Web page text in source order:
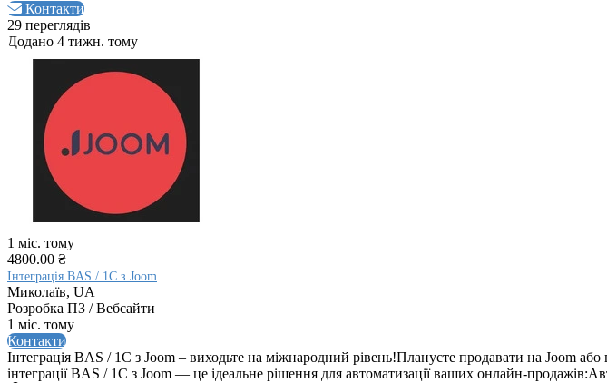
Контакти
29 переглядів
Додано 4 тижн. тому
1 міс. тому
4800.00 ₴
Інтеграція BAS / 1C з Joom
Миколаїв, UA
Розробка ПЗ / Вебсайти
1 міс. тому
Контакти
Інтеграція BAS / 1C з Joom – виходьте на міжнародний рівень!Плануєте продавати на Joom
інтеграції BAS / 1C з Joom — це ідеальне рішення для автоматизації ваших онлайн-